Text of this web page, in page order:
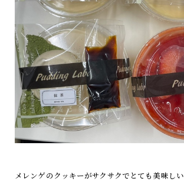
メレンゲのクッキーがサクサクでとても美味しい